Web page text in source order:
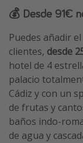
💰 Desde 91€
Puedes añadir el
clientes, desde
hotel de 4
palacio
Cádiz y con un
de frutas y
baños indo-
de agua y